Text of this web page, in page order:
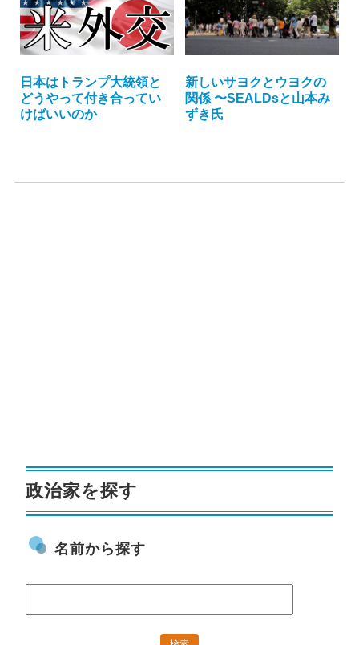
日本はトランプ大統領と
どうやって付き合ってい
けばいいのか
新しいサヨクとウヨクの
関係 〜SEALDsと山本み
ずき氏
政治家を探す
名前から探す